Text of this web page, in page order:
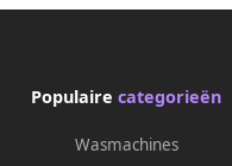
Populaire categorieën
Wasmachines